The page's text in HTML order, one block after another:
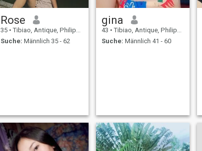
Rose
35 • Tibiao, Antique, Philippinen
Suche: Männlich 35 - 62
gina
43 • Tibiao, Antique, Philippinen
Suche: Männlich 41 - 60